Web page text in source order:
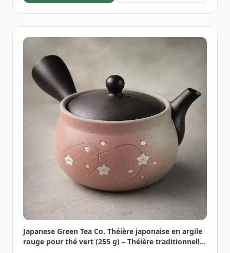
Japanese Green Tea Co. Théière japonaise en argile
rouge pour thé vert (255 g) – Théière traditionnelle